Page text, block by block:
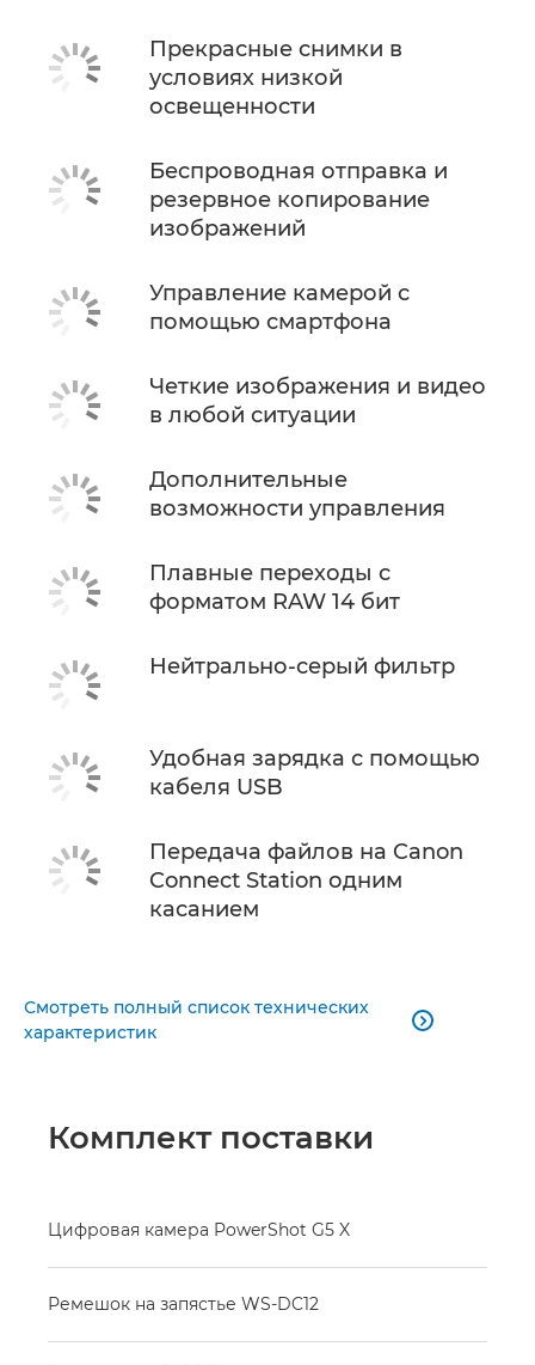
Прекрасные снимки в
условиях низкой
освещенности
Беспроводная отправка и
резервное копирование
изображений
Управление камерой с
помощью смартфона
Четкие изображения и видео
в любой ситуации
Дополнительные
возможности управления
Плавные переходы с
форматом RAW 14 бит
Нейтрально-серый фильтр
Удобная зарядка с помощью
кабеля USB
Передача файлов на Canon
Connect Station одним
касанием
Смотреть полный список технических
характеристик

Комплект поставки
Цифровая камера PowerShot G5 X
Ремешок на запястье WS-DC12